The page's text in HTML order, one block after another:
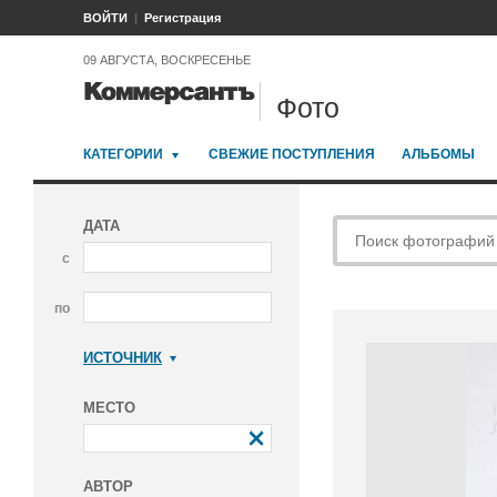
ВОЙТИ Регистрация
09 АВГУСТА, ВОСКРЕСЕНЬЕ
Фото
КАТЕГОРИИ СВЕЖИЕ ПОСТУПЛЕНИЯ АЛЬБОМЫ
ДАТА
с
по
ИСТОЧНИК
МЕСТО
АВТОР